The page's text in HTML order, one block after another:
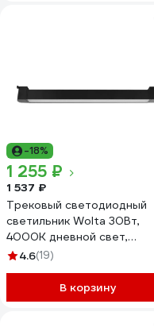
-18%
1 255 ₽
1 537 ₽
Трековый светодиодный
светильник Wolta 30Вт,
4000К дневной свет,
2400лм, защита IP40,
4.6(19)
В корзину